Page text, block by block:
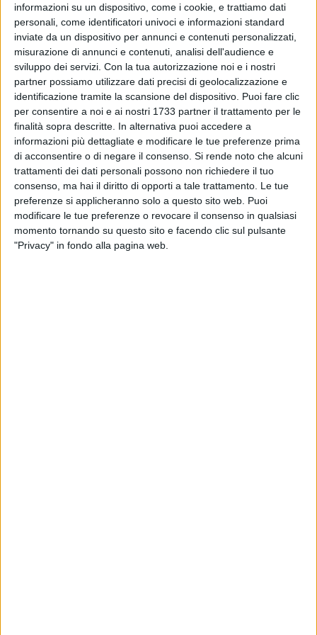
informazioni su un dispositivo, come i cookie, e trattiamo dati
personali, come identificatori univoci e informazioni standard
inviate da un dispositivo per annunci e contenuti personalizzati,
misurazione di annunci e contenuti, analisi dell'audience e
sviluppo dei servizi. Con la tua autorizzazione noi e i nostri
partner possiamo utilizzare dati precisi di geolocalizzazione e
identificazione tramite la scansione del dispositivo. Puoi fare clic
per consentire a noi e ai nostri 1733 partner il trattamento per le
finalità sopra descritte. In alternativa puoi accedere a
informazioni più dettagliate e modificare le tue preferenze prima
di acconsentire o di negare il consenso. Si rende noto che alcuni
trattamenti dei dati personali possono non richiedere il tuo
consenso, ma hai il diritto di opporti a tale trattamento. Le tue
preferenze si applicheranno solo a questo sito web. Puoi
modificare le tue preferenze o revocare il consenso in qualsiasi
momento tornando su questo sito e facendo clic sul pulsante
"Privacy" in fondo alla pagina web.
gruppi di minoranza hanno inoltre lamentato la
compressione del dibattito in aula annunciando il loro voto
contrario al provvedimento, che è stato approvato dall'aula
con 20 voti a favore, 8 contrari e 3 astenuti, tra cui i due
consiglieri Massimo e Adelaide Spinazzola (Cantiere Puglia),
oltre al consigliere di maggioranza Ruggiero Fiorella.
Prima della introduzione della proposta di delibera
riguardante l'approvazione del Bilancio di Previsione 2026-
28, sono stati approvati dall'aula atti di indirizzo riguardanti:
"rafforzamento politiche culturali e turistiche della
città";
"sistemazione marciapiede Corso Cavour,
all'intersezione con Vicoletto Santa Lucia"